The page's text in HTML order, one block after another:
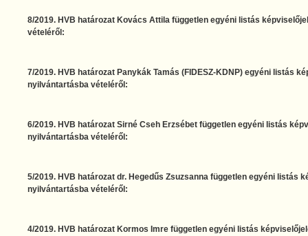
8/2019. HVB határozat Kovács Attila független egyéni listás
vételéről:
7/2019. HVB határozat Panykák Tamás (FIDESZ-KDNP) egyéni listás
nyilvántartásba vételéről:
6/2019. HVB határozat Sirné Cseh Erzsébet független egyéni listás
nyilvántartásba vételéről:
5/2019. HVB határozat dr. Hegedűs Zsuzsanna független egyéni listás
nyilvántartásba vételéről:
4/2019. HVB határozat Kormos Imre független egyéni listás